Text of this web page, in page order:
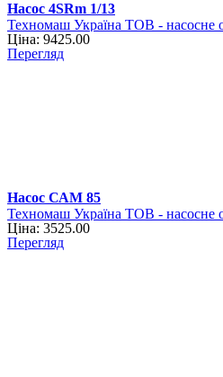
Насос 4SRm 1/13
Техномаш Україна ТОВ - насосне
Ціна: 9425.00
Перегляд
Насос САМ 85
Техномаш Україна ТОВ - насосне
Ціна: 3525.00
Перегляд